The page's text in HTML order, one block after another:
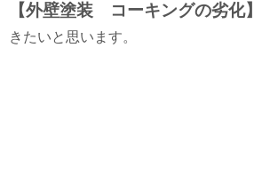
【外壁塗装 コーキングの劣化】
きたいと思います。